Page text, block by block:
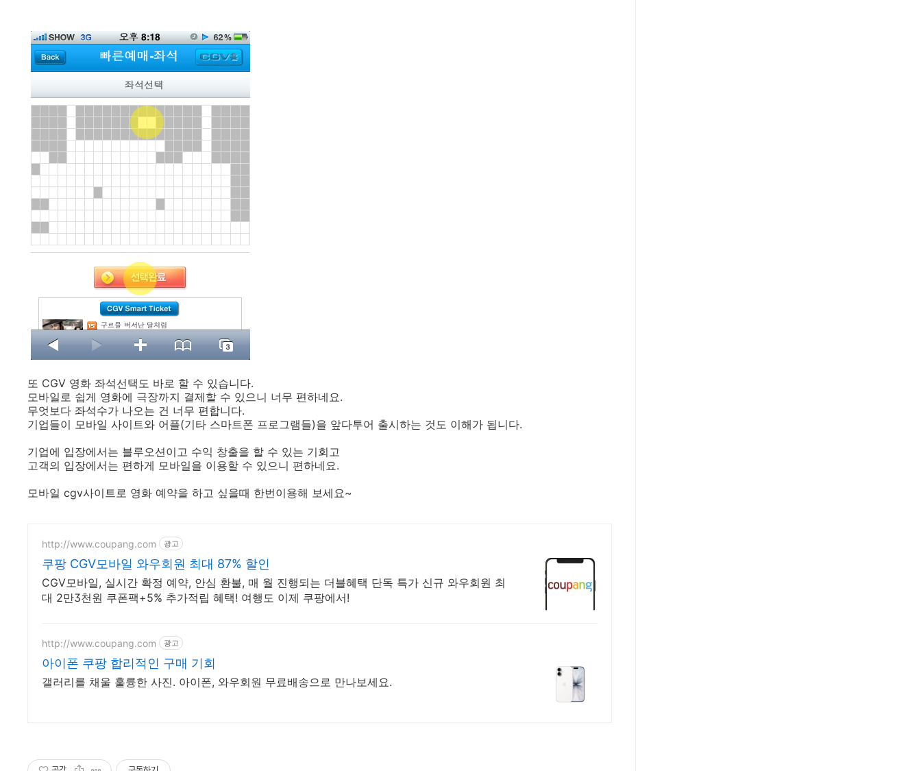
또 CGV 영화 좌석선택도 바로 할 수 있습니다.
모바일로 쉽게 영화에 극장까지 결제할 수 있으니 너무 편하네요.
무엇보다 좌석수가 나오는 건 너무 편합니다.
기업들이 모바일 사이트와 어플(기타 스마트폰 프로그램들)을 앞다투어 출시하는 것도 이해가 됩니다.
기업에 입장에서는 블루오션이고 수익 창출을 할 수 있는 기회고
고객의 입장에서는 편하게 모바일을 이용할 수 있으니 편하네요.
모바일 cgv사이트로 영화 예약을 하고 싶을때 한번이용해 보세요~
http://www.coupang.com 광고
쿠팡 CGV모바일 와우회원 최대 87% 할인
CGV모바일, 실시간 확정 예약, 안심 환불, 매 월 진행되는 더블혜택 단독 특가 신규 와우회원 최
대 2만3천원 쿠폰팩+5% 추가적립 혜택! 여행도 이제 쿠팡에서!
http://www.coupang.com 광고
아이폰 쿠팡 합리적인 구매 기회
갤러리를 채울 훌륭한 사진. 아이폰, 와우회원 무료배송으로 만나보세요.